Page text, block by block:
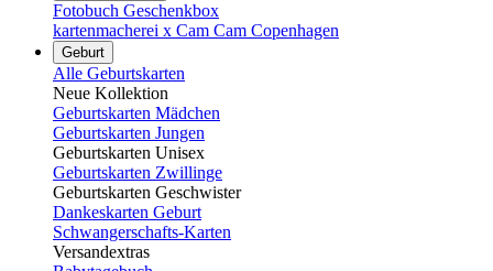
Fotobuch Geschenkbox
kartenmacherei x Cam Cam Copenhagen
Geburt
Alle Geburtskarten
Neue Kollektion
Geburtskarten Mädchen
Geburtskarten Jungen
Geburtskarten Unisex
Geburtskarten Zwillinge
Geburtskarten Geschwister
Dankeskarten Geburt
Schwangerschafts-Karten
Versandextras